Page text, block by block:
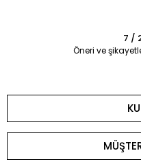
7 /
Öneri ve